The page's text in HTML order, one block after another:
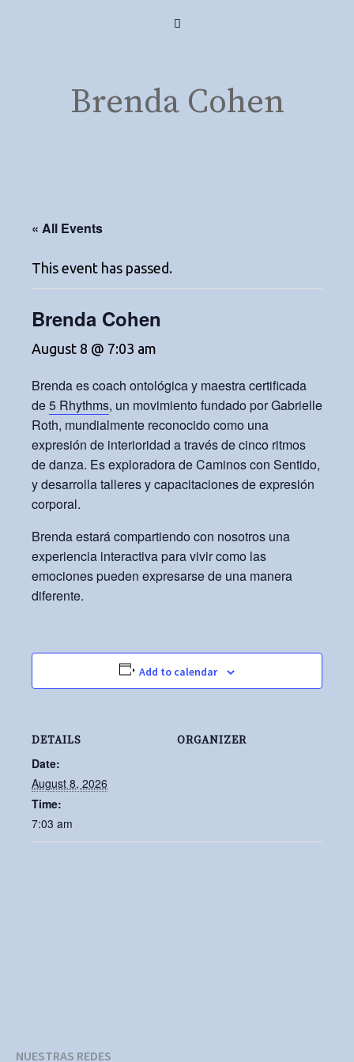
Brenda Cohen
« All Events
This event has passed.
Brenda Cohen
August 8 @ 7:03 am
Brenda es coach ontológica y maestra certificada
de5 Rhythms, un movimiento fundado por Gabrielle
Roth, mundialmente reconocido como una
expresión de interioridad a través de cinco ritmos
de danza. Es exploradora de Caminos con Sentido,
y desarrolla talleres y capacitaciones de expresión
corporal.
Brenda estará compartiendo con nosotros una
experiencia interactiva para vivir como las
emociones pueden expresarse de una manera
diferente.
Add to calendar
DETAILS
Date:
August 8, 2026
Time:
7:03 am
ORGANIZER
NUESTRAS REDES